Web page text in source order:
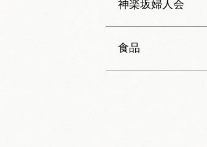
神楽坂婦人会
食品